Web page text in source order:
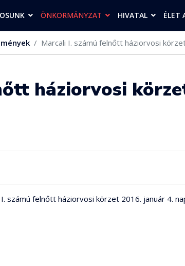
ÖNKORMÁNYZAT HIVATAL ÉLET
Marcali I. számú felnőtt háziorvosi
háziorvosi
számú felnőtt háziorvosi körzet 2016. január 4.